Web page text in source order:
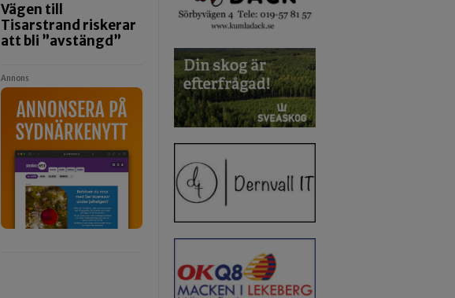
Vägen till
Tisarstrand riskerar
att bli ”avstängd”
Annons